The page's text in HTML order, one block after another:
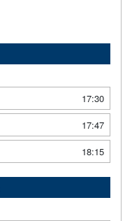
17:30
17:47
18:15